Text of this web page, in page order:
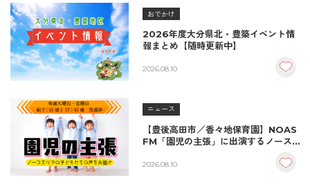
おでかけ
2026年度大分県北・豊築イベント情
報まとめ【随時更新中】
2026.08.10
ニュース
【豊後高田市／香々地保育園】NOAS
FM「園児の主張」に出演するノース
2026.08.10